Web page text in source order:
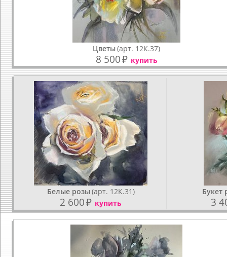
Цветы(арт. 12К.37)
8 500₽ купить
Белые розы(арт. 12К.31)
2 600₽ купить
Букет
3